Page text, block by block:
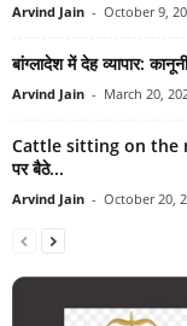
Arvind Jain - October 9,
बांग्लादेश में देह व्यापार:
Arvind Jain - March 20,
Cattle sitting on the
पर बैठे...
Arvind Jain - October 20,